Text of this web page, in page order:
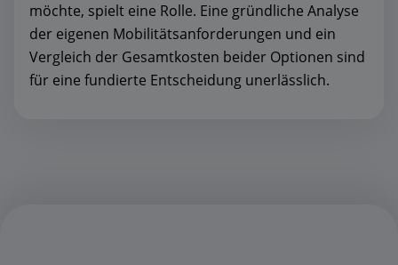
möchte, spielt eine Rolle. Eine gründliche Analyse
der eigenen Mobilitätsanforderungen und ein
Vergleich der Gesamtkosten beider Optionen sind
für eine fundierte Entscheidung unerlässlich.